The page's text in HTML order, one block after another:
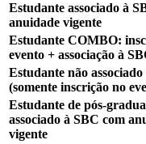
Estudante associado à
anuidade vigente
Estudante COMBO:
evento + associação à
Estudante não
(somente inscrição no
Estudante de pós-
associado à SBC com
vigente